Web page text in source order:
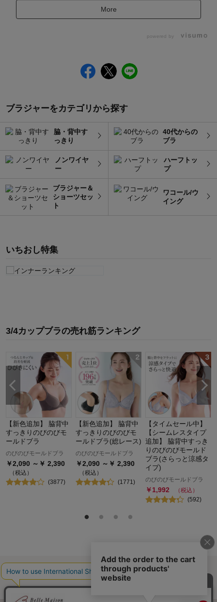
More
powered by
ブラジャーをカテゴリから探す
脇・背中す
っきり
40代からの
ブラ
ノンワイヤ
ー
ハーフトッ
プ
ブラジャー＆
ショーツセッ
ト
ワコール/ウ
イング
いちおし特集
3/4カップブラの売れ筋ランキング
【新色追加】 脇背中
すっきりのびのびモ
ールドブラ
のびのびモールドブラ
￥2,090 ～￥ 2,390
（税込）
(3877)
【新色追加】 脇背中
すっきりのびのびモ
ールドブラ(総レース)
のびのびモールドブラ
￥2,090 ～￥ 2,390
（税込）
(1771 )
【タイムセール中】
【シームレスタイプ
追加】 脇背中すっき
りのびのびモールド
ブラ(さらっと涼感タ
イプ)
のびのびモールドブラ
￥1,992
（税込）
(592)
最近チェックした商品